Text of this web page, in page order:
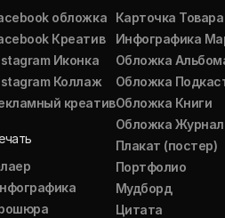
обложка
Креатив
Иконка
Коллаж
креатив
Карточка Товара
Инфографика
Обложка
Обложка
Обложка Книги
Обложка
Плакат (постер)
Портфолио
Мудборд
Цитата